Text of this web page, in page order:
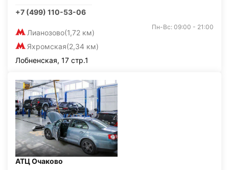
+7 (499) 110-53-06
Лианозово(1,72 км)
Яхромская(2,34 км)
Пн-Вс: 09:00 - 21:00
Лобненская, 17 стр.1
АТЦ Очаково